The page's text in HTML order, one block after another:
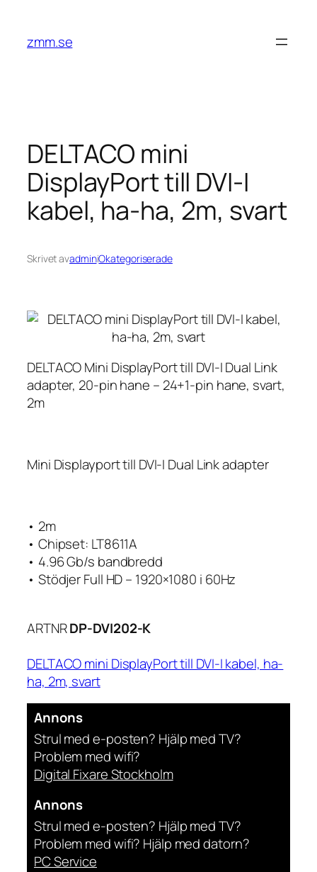
innehåll
zmm.se
DELTACO mini
DisplayPort till DVI-I
kabel, ha-ha, 2m, svart
Skrivet avadminiOkategoriserade
DELTACO Mini DisplayPort till DVI-I Dual Link
adapter, 20-pin hane – 24+1-pin hane, svart,
2m
Mini Displayport till DVI-I Dual Link adapter
• 2m
• Chipset: LT8611A
• 4.96 Gb/s bandbredd
• Stödjer Full HD – 1920×1080 i 60Hz
ARTNRDP-DVI202-K
DELTACO mini DisplayPort till DVI-I kabel, ha-
ha, 2m, svart
Annons
Strul med e-posten? Hjälp med TV?
Problem med wifi?
Digital Fixare Stockholm
Annons
Strul med e-posten? Hjälp med TV?
Problem med wifi? Hjälp med datorn?
PC Service